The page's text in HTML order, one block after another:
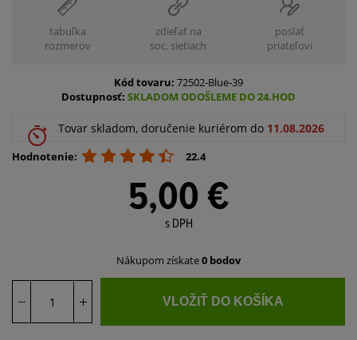
tabuľka
rozmerov
zdieľať na
soc. sietiach
poslať
priateľovi
Kód tovaru: 72502-Blue-39
Dostupnosť: SKLADOM ODOŠLEME DO 24.HOD
Tovar skladom, doručenie kuriérom do 11.08.2026
Hodnotenie: 22.4
5,00 €
s DPH
Nákupom získate0 bodov
VLOŽIŤ DO KOŠÍKA